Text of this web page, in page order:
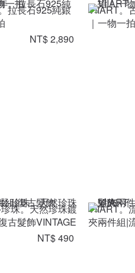
拉長石925純銀
NT$ 2,890
VIIART。
｜一物一拍
珠。天然珍珠鍍
古髮飾VINTAGE
NT$ 490
VIIART。
夾兩件組|